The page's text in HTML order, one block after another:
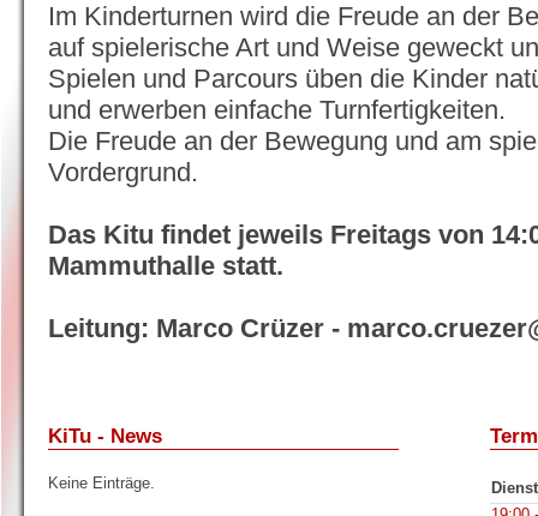
Im Kinderturnen wird die Freude an der
auf spielerische Art und Weise geweckt
Spielen und Parcours üben die Kinder
und erwerben einfache Turnfertigkeiten.
Die Freude an der Bewegung und am
Vordergrund.
Das Kitu findet jeweils Freitags von
Mammuthalle statt.
Leitung: Marco Crüzer -
KiTu - News
Keine Einträge.